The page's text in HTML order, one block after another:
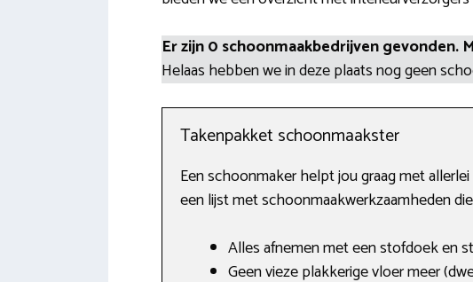
Er zijn 0 schoonmaakbedrijven gevonden.
Helaas hebben we in deze plaats nog geen
Takenpakket schoonmaakster
Een schoonmaker helpt jou graag met
een lijst met schoonmaakwerkzaamheden
Alles afnemen met een stofdoek en
Geen vieze plakkerige vloer meer